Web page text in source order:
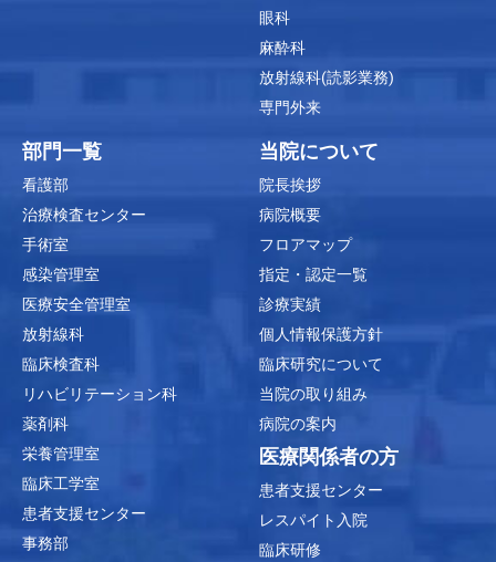
眼科
麻酔科
放射線科(読影業務)
専門外来
部門一覧
看護部
治療検査センター
手術室
感染管理室
医療安全管理室
放射線科
臨床検査科
リハビリテーション科
薬剤科
栄養管理室
臨床工学室
患者支援センター
事務部
当院について
院長挨拶
病院概要
フロアマップ
指定・認定一覧
診療実績
個人情報保護方針
臨床研究について
当院の取り組み
病院の案内
医療関係者の方
患者支援センター
レスパイト入院
臨床研修